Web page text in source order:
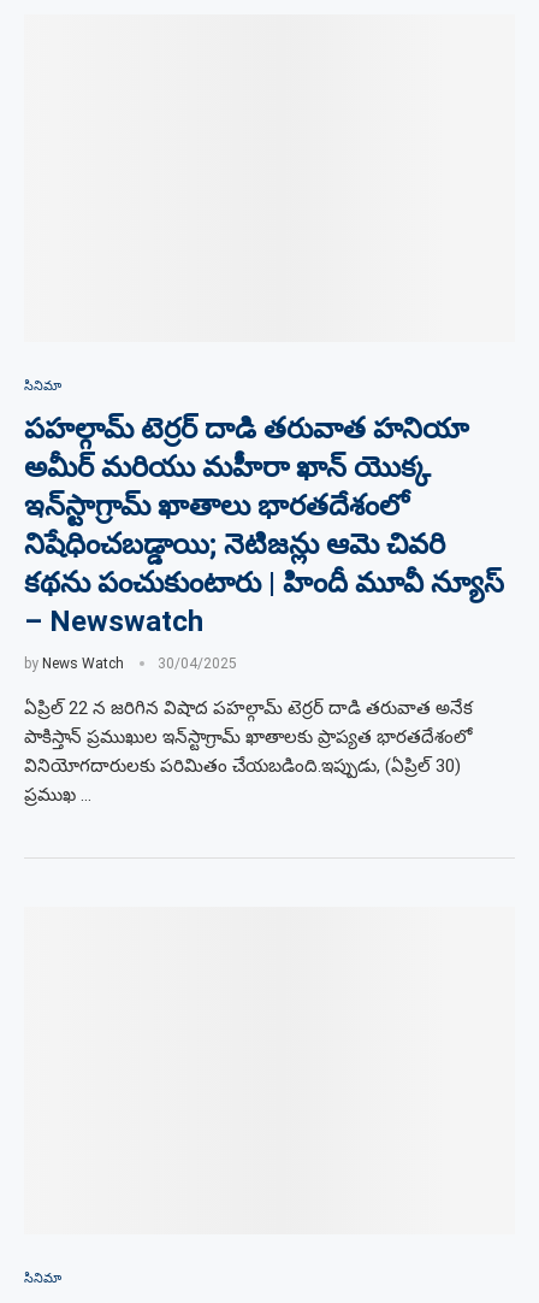
సినిమా
పహల్గామ్ టెర్రర్ దాడి తరువాత హనియా
అమీర్ మరియు మహీరా ఖాన్ యొక్క
ఇన్‌స్టాగ్రామ్ ఖాతాలు భారతదేశంలో
నిషేధించబడ్డాయి; నెటిజన్లు ఆమె చివరి
కథను పంచుకుంటారు | హిందీ మూవీ న్యూస్
– Newswatch
by News Watch 30/04/2025
ఏప్రిల్ 22 న జరిగిన విషాద పహల్గామ్ టెర్రర్ దాడి తరువాత అనేక
పాకిస్తాన్ ప్రముఖుల ఇన్‌స్టాగ్రామ్ ఖాతాలకు ప్రాప్యత భారతదేశంలో
వినియోగదారులకు పరిమితం చేయబడింది.ఇప్పుడు, (ఏప్రిల్ 30)
ప్రముఖ …
సినిమా